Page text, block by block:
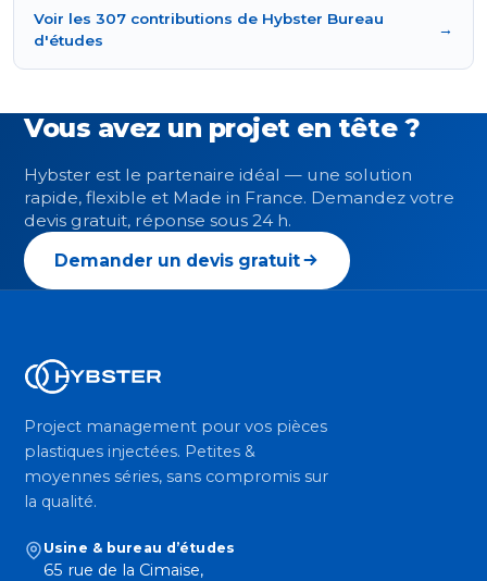
Voir les 307 contributions de Hybster Bureau
d'études
→
Vous avez un projet en tête ?
Hybster est le partenaire idéal — une solution
rapide, flexible et Made in France. Demandez votre
devis gratuit, réponse sous 24 h.
Demander un devis gratuit
Project management pour vos pièces
plastiques injectées. Petites &
moyennes séries, sans compromis sur
la qualité.
Usine & bureau d’études
65 rue de la Cimaise,